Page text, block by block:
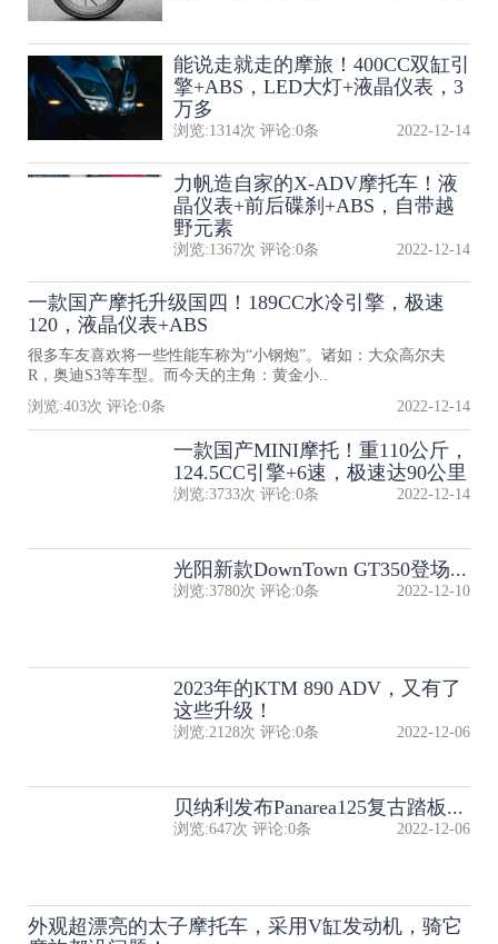
能说走就走的摩旅！400CC双缸引
擎+ABS，LED大灯+液晶仪表，3
万多
浏览:1314次 评论:0条 2022-12-14
力帆造自家的X-ADV摩托车！液
晶仪表+前后碟刹+ABS，自带越
野元素
浏览:1367次 评论:0条 2022-12-14
一款国产摩托升级国四！189CC水冷引擎，极速
120，液晶仪表+ABS
很多车友喜欢将一些性能车称为“小钢炮”。诸如：大众高尔夫
R，奥迪S3等车型。而今天的主角：黄金小..
浏览:403次 评论:0条 2022-12-14
一款国产MINI摩托！重110公斤，
124.5CC引擎+6速，极速达90公里
浏览:3733次 评论:0条 2022-12-14
光阳新款DownTown GT350登场...
浏览:3780次 评论:0条 2022-12-10
2023年的KTM 890 ADV，又有了
这些升级！
浏览:2128次 评论:0条 2022-12-06
贝纳利发布Panarea125复古踏板...
浏览:647次 评论:0条 2022-12-06
外观超漂亮的太子摩托车，采用V缸发动机，骑它